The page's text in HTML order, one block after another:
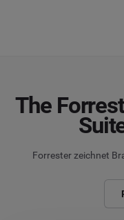
The
Forrester zeichnet